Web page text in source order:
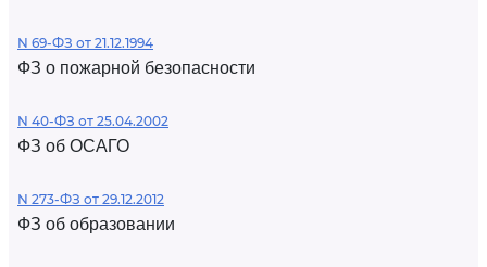
N 69-ФЗ от 21.12.1994
ФЗ о пожарной безопасности
N 40-ФЗ от 25.04.2002
ФЗ об ОСАГО
N 273-ФЗ от 29.12.2012
ФЗ об образовании